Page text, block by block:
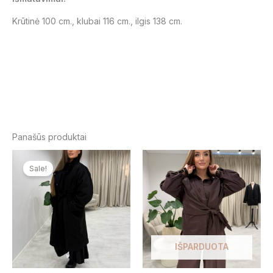
Krūtinė 100 cm., klubai 116 cm., ilgis 138 cm.
Panašūs produktai
Sale!
Original
price
was:
139,00 €.
Current
price
89,00 €.
IŠPARDUOTA
has
be